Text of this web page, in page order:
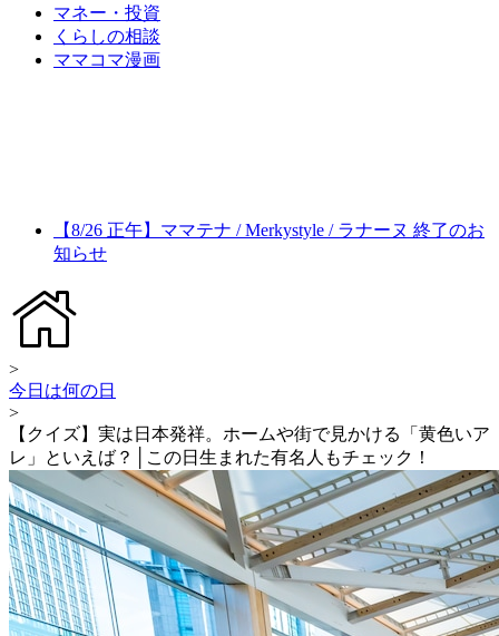
マネー・投資
くらしの相談
ママコマ漫画
【8/26 正午】ママテナ / Merkystyle / ラナーヌ 終了のお
知らせ
>
今日は何の日
>
【クイズ】実は日本発祥。ホームや街で見かける「黄色いア
レ」といえば？│この日生まれた有名人もチェック！